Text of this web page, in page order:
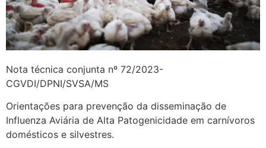
Nota técnica conjunta nº 72/2023-
CGVDI/DPNI/SVSA/MS
Orientações para prevenção da disseminação de
Influenza Aviária de Alta Patogenicidade em carnívoros
domésticos e silvestres.